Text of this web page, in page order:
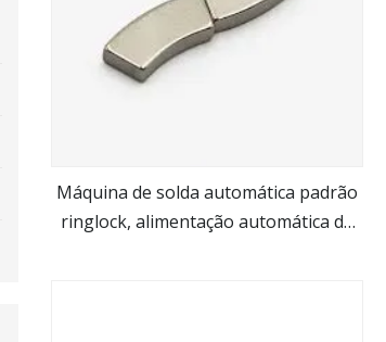
Veja mais
Máquina de solda automática padrão
ringlock, alimentação automática de